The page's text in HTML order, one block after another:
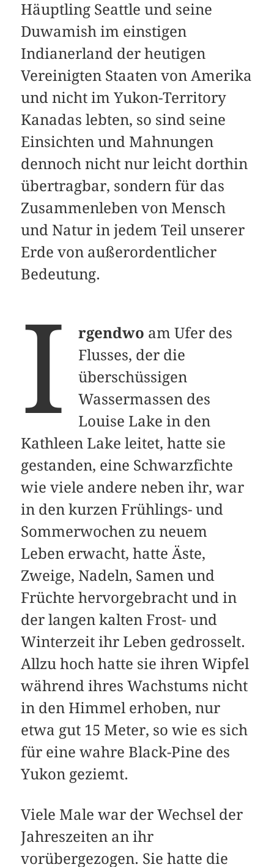
Häuptling Seattle und seine
Duwamish im einstigen
Indianerland der heutigen
Vereinigten Staaten von Amerika
und nicht im Yukon-Territory
Kanadas lebten, so sind seine
Einsichten und Mahnungen
dennoch nicht nur leicht dorthin
übertragbar, sondern für das
Zusammenleben von Mensch
und Natur in jedem Teil unserer
Erde von außerordentlicher
Bedeutung.
I rgendwo am Ufer des
Flusses, der die
überschüssigen
Wassermassen des
Louise Lake in den
Kathleen Lake leitet, hatte sie
gestanden, eine Schwarzfichte
wie viele andere neben ihr, war
in den kurzen Frühlings- und
Sommerwochen zu neuem
Leben erwacht, hatte Äste,
Zweige, Nadeln, Samen und
Früchte hervorgebracht und in
der langen kalten Frost- und
Winterzeit ihr Leben gedrosselt.
Allzu hoch hatte sie ihren Wipfel
während ihres Wachstums nicht
in den Himmel erhoben, nur
etwa gut 15 Meter, so wie es sich
für eine wahre Black-Pine des
Yukon geziemt.
Viele Male war der Wechsel der
Jahreszeiten an ihr
vorübergezogen. Sie hatte die